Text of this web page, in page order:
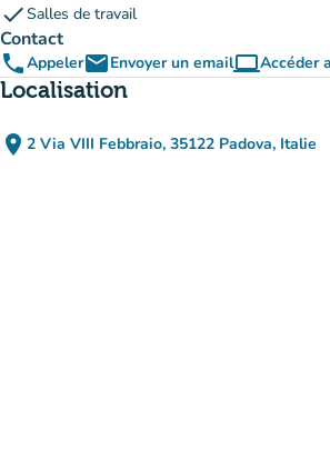
checkSalles de travail
Contact
phoneAppeleremailEnvoyer un emailcomputerAccéder
Localisation
place 2 Via VIII Febbraio, 35122 Padova, Italie
(ouvrir dans Google
(nouvel onglet)